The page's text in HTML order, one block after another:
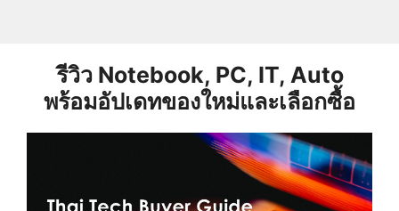
รีวิว Notebook, PC, IT, Auto
พร้อมอัปเดทของใหม่และเลือกซื้อ